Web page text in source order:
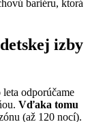
bariéru, ktorá
izby
leta odporúčame
Vďaka tomu
(až 120 nocí).